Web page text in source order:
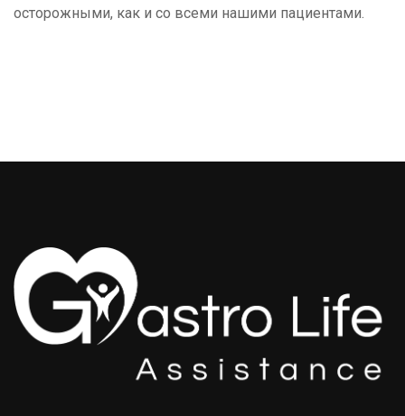
осторожными, как и со всеми нашими пациентами.